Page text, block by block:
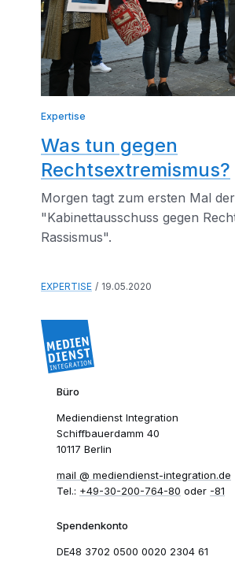
Expertise
Was tun gegen
Rechtsextremismus?
Morgen tagt zum ersten Mal der
"Kabinettausschuss gegen
Rassismus".
EXPERTISE 19.05.2020
Büro
Mediendienst Integration
Schiffbauerdamm 40
10117 Berlin
mail​
mediendienst-integration.de
Tel.: +49-30-200-764-80 oder -81
Spendenkonto
DE48 3702 0500 0020 2304 61